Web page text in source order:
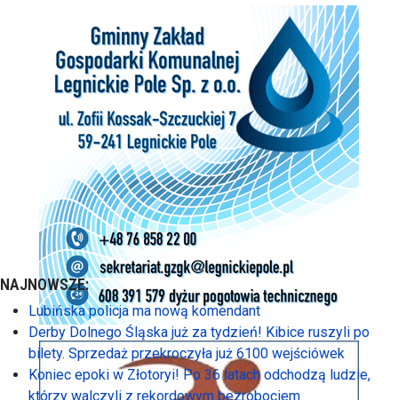
NAJNOWSZE:
Lubińska policja ma nową komendant
Derby Dolnego Śląska już za tydzień! Kibice ruszyli po
bilety. Sprzedaż przekroczyła już 6100 wejściówek
Koniec epoki w Złotoryi! Po 36 latach odchodzą ludzie,
którzy walczyli z rekordowym bezrobociem